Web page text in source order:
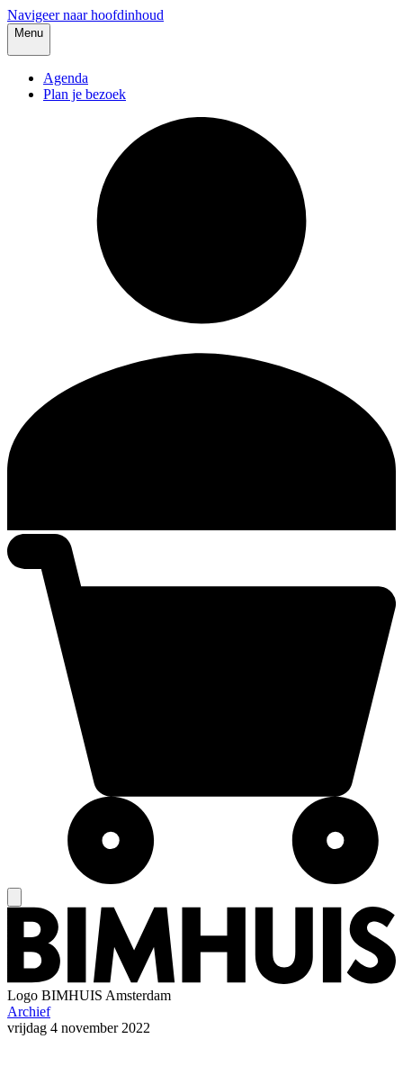
Navigeer naar hoofdinhoud
Menu
Agenda
Plan je bezoek
Logo BIMHUIS Amsterdam
Archief
vrijdag 4 november 2022